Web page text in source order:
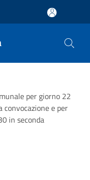
per giorno 22
e per
in seconda